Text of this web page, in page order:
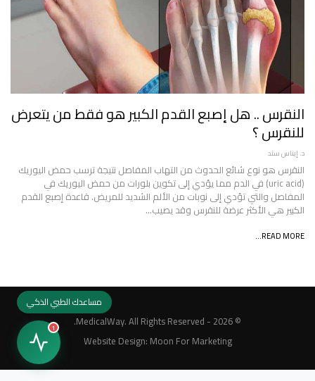
النقرس .. هل إصبع القدم الكبير هو فقط من يتعرض
للنقرس ؟
د. إيناس سند
النقرس هو نوع شائع الحدوث من التهاب المفاصل نتيجة ترسب حمض اليوريك
(uric acid) في الدم مما يؤدي إلى تكوين بلورات من حمض اليوريك في
المفاصل والتي تؤدي إلى نوبات من الألم الشديد للمريض. قاعدة إصبع القدم
الكبير هي الأكثر عرضة للنقرس وقد يصيب…
READ MORE...
© 2026 - MedicalWay. All Rights Reserved.
Website Design: Moon For Marketing
مساعدك الطبي الذكي
1